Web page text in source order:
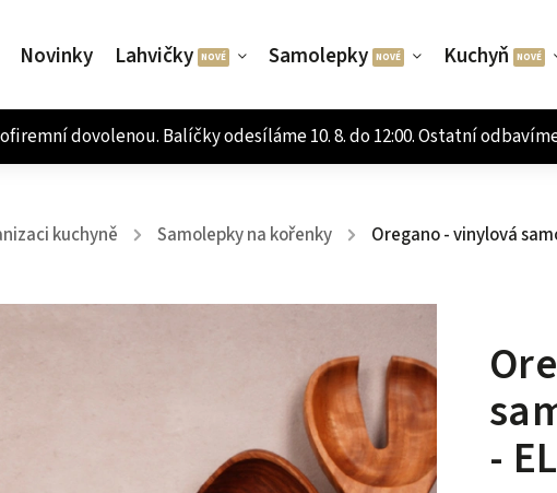
Novinky Lahvičky Samolepky Kuchyň
kuchyně / Samolepky na kořenky / Oregano - vinylová
-